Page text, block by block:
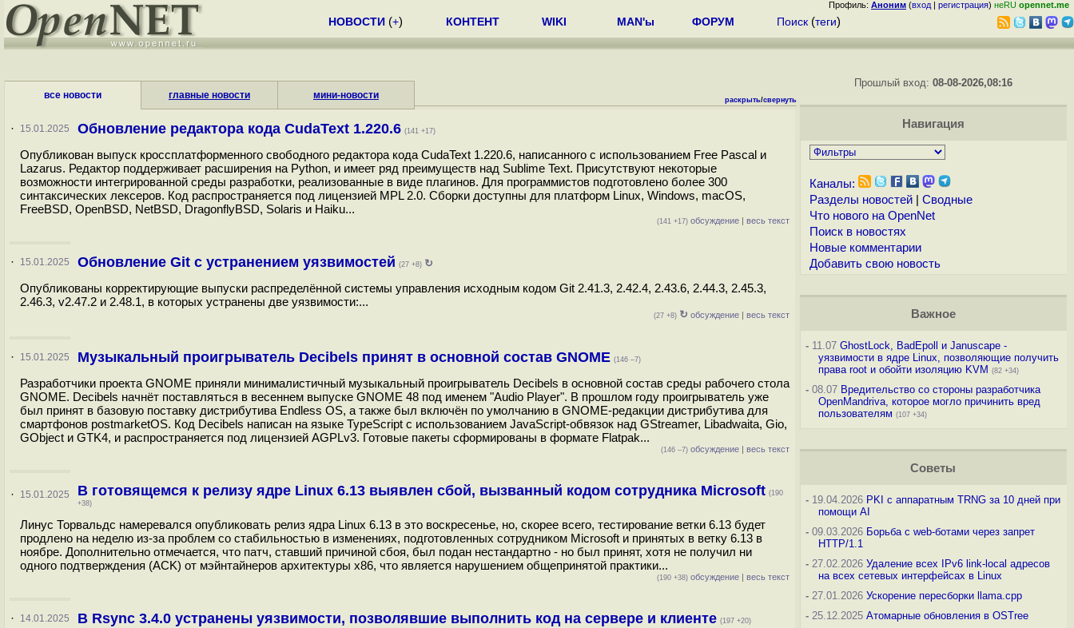
Профиль: Аноним (вход | регистрация) неRU opennet.me
НОВОСТИ (+) КОНТЕНТ WIKI MAN'ы ФОРУМ Поиск (теги)
все новости главные новости мини-новости раскрыть/свернуть
· 15.01.2025 Обновление редактора кода CudaText 1.220.6 (141 +17)
Опубликован выпуск кроссплатформенного свободного редактора кода CudaText 1.220.6, написанного с использованием Free Pascal и
Lazarus. Редактор поддерживает расширения на Python, и имеет ряд преимуществ над Sublime Text. Присутствуют некоторые
возможности интегрированной среды разработки, реализованные в виде плагинов. Для программистов подготовлено более 300
синтаксических лексеров. Код распространяется под лицензией MPL 2.0. Сборки доступны для платформ Linux, Windows, macOS,
FreeBSD, OpenBSD, NetBSD, DragonflyBSD, Solaris и Haiku...
(141 +17) обсуждение | весь текст
· 15.01.2025 Обновление Git с устранением уязвимостей (27 +8) ↻
Опубликованы корректирующие выпуски распределённой системы управления исходным кодом Git 2.41.3, 2.42.4, 2.43.6, 2.44.3, 2.45.3,
2.46.3, v2.47.2 и 2.48.1, в которых устранены две уязвимости:...
(27 +8) ↻ обсуждение | весь текст
· 15.01.2025 Музыкальный проигрыватель Decibels принят в основной состав GNOME (146 –7)
Разработчики проекта GNOME приняли минималистичный музыкальный проигрыватель Decibels в основной состав среды рабочего стола
GNOME. Decibels начнёт поставляться в весеннем выпуске GNOME 48 под именем "Audio Player". В прошлом году проигрыватель уже
был принят в базовую поставку дистрибутива Endless OS, а также был включён по умолчанию в GNOME-редакции дистрибутива для
смартфонов postmarketOS. Код Decibels написан на языке TypeScript с использованием JavaScript-обвязок над GStreamer, Libadwaita, Gio,
GObject и GTK4, и распространяется под лицензией AGPLv3. Готовые пакеты сформированы в формате Flatpak...
(146 –7) обсуждение | весь текст
· 15.01.2025 В готовящемся к релизу ядре Linux 6.13 выявлен сбой, вызванный кодом сотрудника Microsoft (190
+38)
Линус Торвальдс намеревался опубликовать релиз ядра Linux 6.13 в это воскресенье, но, скорее всего, тестирование ветки 6.13 будет
продлено на неделю из-за проблем со стабильностью в изменениях, подготовленных сотрудником Microsoft и принятых в ветку 6.13 в
ноябре. Дополнительно отмечается, что патч, ставший причиной сбоя, был подан нестандартно - но был принят, хотя не получил ни
одного подтверждения (ACK) от мэйнтайнеров архитектуры x86, что является нарушением общепринятой практики...
(190 +38) обсуждение | весь текст
· 14.01.2025 В Rsync 3.4.0 устранены уязвимости, позволявшие выполнить код на сервере и клиенте (197 +20)
Прошлый вход:08-08-2026,08:16
Навигация
Каналы:
Разделы новостей| Сводные
Что нового на OpenNet
Поиск в новостях
Новые комментарии
Добавить свою новость
Важное
-11.07 GhostLock, BadEpoll и Januscape -
уязвимости в ядре Linux, позволяющие получить
права root и обойти изоляцию KVM (82 +34)
-08.07 Вредительство со стороны разработчика
OpenMandriva, которое могло причинить вред
пользователям (107 +34)
Советы
-19.04.2026 PKI с аппаратным TRNG за 10 дней при
помощи AI
-09.03.2026 Борьба с web-ботами через запрет
HTTP/1.1
-27.02.2026 Удаление всех IPv6 link-local адресов
на всех сетевых интерфейсах в Linux
-27.01.2026 Ускорение пересборки llama.cpp
-25.12.2025 Атомарные обновления в OSTree